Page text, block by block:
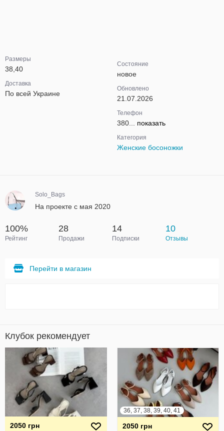
Размеры
38,40
Доставка
По всей Украине
Состояние
новое
Обновлено
21.07.2026
Телефон
380... показать
Категория
Женские босоножки
Solo_Bags
На проекте с мая 2020
100%
Рейтинг
28
Продажи
14
Подписки
10
Отзывы
Перейти в магазин
Клубок рекомендует
2050 грн
36, 37, 38, 39, 40, 41
2050 грн